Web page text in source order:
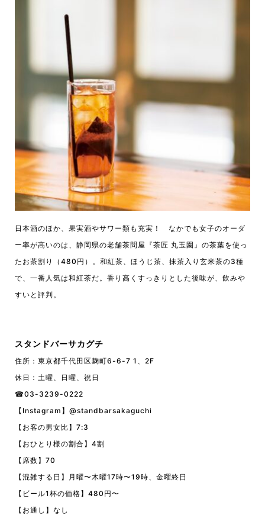
日本酒のほか、果実酒やサワー類も充実！ なかでも女子のオーダ
ー率が高いのは、静岡県の老舗茶問屋『茶匠 丸玉園』の茶葉を使っ
たお茶割り（480円）。和紅茶、ほうじ茶、抹茶入り玄米茶の3種
で、一番人気は和紅茶だ。香り高くすっきりとした後味が、飲みや
すいと評判。
スタンドバーサカグチ
住所：東京都千代田区麹町6-6-7 1、2F
休日：土曜、日曜、祝日
☎︎03-3239-0222
【Instagram】 @standbarsakaguchi
【お客の男女比】7:3
【おひとり様の割合】4割
【席数】70
【混雑する日】月曜〜木曜17時〜19時、金曜終日
【ビール1杯の価格】480円〜
【お通し】なし